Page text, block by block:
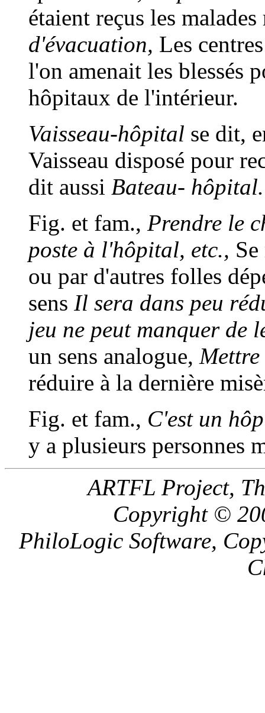
étaient reçus les
d'évacuation, Les
l'on amenait les blessés
hôpitaux de l'intérieur.
Vaisseau-hôpital se dit,
Vaisseau disposé pour
dit aussi Bateau- hôpital.
Fig. et fam., Prendre le
poste à l'hôpital, etc.,
ou par d'autres folles
sens Il sera dans peu
jeu ne peut manquer
un sens analogue,
réduire à la dernière
Fig. et fam., C'est un
y a plusieurs personnes
ARTFL Project,
Copyright ©
PhiloLogic Software,